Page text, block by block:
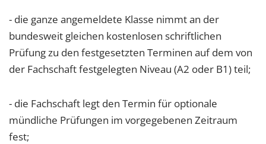
- die ganze angemeldete Klasse nimmt an der
bundesweit gleichen kostenlosen schriftlichen
Prüfung zu den festgesetzten Terminen auf dem von
der Fachschaft festgelegten Niveau (A2 oder B1) teil;
- die Fachschaft legt den Termin für optionale
mündliche Prüfungen im vorgegebenen Zeitraum
fest;